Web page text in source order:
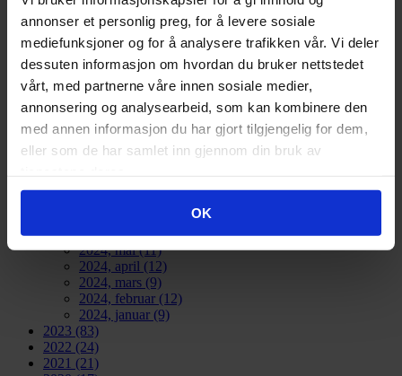
annonser et personlig preg, for å levere sosiale
mediefunksjoner og for å analysere trafikken vår. Vi deler
dessuten informasjon om hvordan du bruker nettstedet
vårt, med partnerne våre innen sosiale medier,
annonsering og analysearbeid, som kan kombinere den
med annen informasjon du har gjort tilgjengelig for dem,
eller som de har samlet inn gjennom din bruk av
OK
Folke Fredriksen NBBLs frokostmøte om statsbudsjettet.
Les mer
3
2026(83)
2025(126)
2024
(134)
2024, desember(9)
2024, november(18)
2024, juni(15)
2024, mai(11)
2024, april (12)
2024, mars (9)
2024, februar (12)
2024, januar (9)
2023 (83)
2022 (24)
2021 (21)